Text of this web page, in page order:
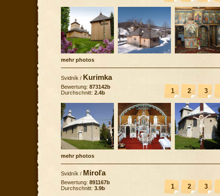
mehr photos
Svidník / Kurimka
1 2 3
Bewertung: 873142b
Durchschnitt: 2.4b
mehr photos
Svidník / Miroľa
1 2 3
Bewertung: 891167b
Durchschnitt: 3.9b